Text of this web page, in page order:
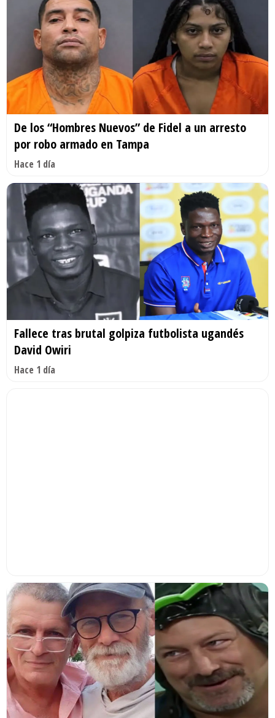
De los “Hombres Nuevos” de Fidel a un arresto
por robo armado en Tampa
Hace 1 día
Fallece tras brutal golpiza futbolista ugandés
David Owiri
Hace 1 día